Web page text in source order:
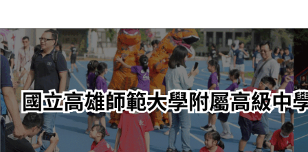
轉
至
主
內
容